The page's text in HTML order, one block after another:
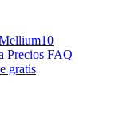
Precios FAQ
gratis